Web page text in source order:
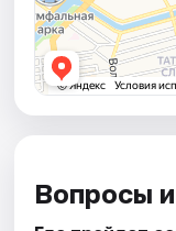
Вопросы